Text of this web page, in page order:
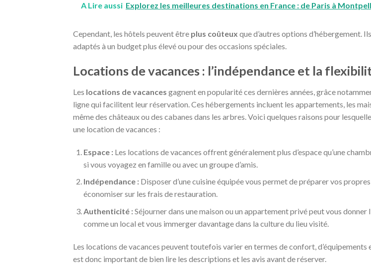
A Lire aussi Explorez les meilleures destinations en France : de Paris à
Cependant, les hôtels peuvent être plus coûteux que d’autres options d’hébergement.
adaptés à un budget plus élevé ou pour des occasions spéciales.
Locations de vacances : l’indépendance et la
Les locations de vacances gagnent en popularité ces dernières années, grâce
ligne qui facilitent leur réservation. Ces hébergements incluent les appartements, les
même des châteaux ou des cabanes dans les arbres. Voici quelques raisons pour
une location de vacances :
Espace :Les locations de vacances offrent généralement plus d’espace qu’une
si vous voyagez en famille ou avec un groupe d’amis.
Indépendance :Disposer d’une cuisine équipée vous permet de préparer vos
économiser sur les frais de restauration.
Authenticité :Séjourner dans une maison ou un appartement privé peut vous donner
comme un local et vous immerger davantage dans la culture du lieu visité.
Les locations de vacances peuvent toutefois varier en termes de confort, d’équipements
est donc important de bien lire les descriptions et les avis avant de réserver.